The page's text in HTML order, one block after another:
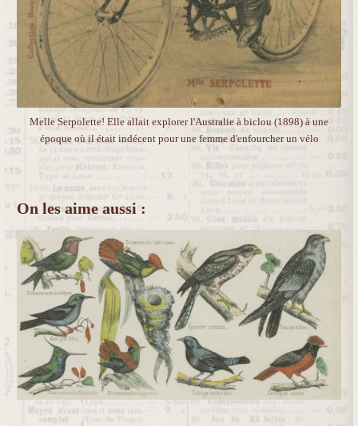
Melle Serpolette! Elle allait explorer l'Australie à biclou (1898) à une
époque où il était indécent pour une femme d'enfourcher un vélo
On les aime aussi :